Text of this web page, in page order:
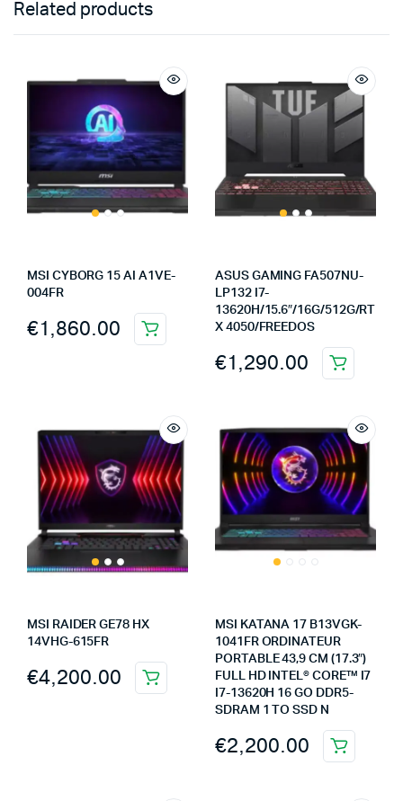
Related products
MSI CYBORG 15 AI A1VE-
004FR
€1,860.00
ASUS GAMING FA507NU-
LP132 I7-
13620H/15.6″/16G/512G/RT
X 4050/FREEDOS
€1,290.00
MSI RAIDER GE78 HX
14VHG-615FR
€4,200.00
MSI KATANA 17 B13VGK-
1041FR ORDINATEUR
PORTABLE 43,9 CM (17.3″)
FULL HD INTEL® CORE™ I7
I7-13620H 16 GO DDR5-
SDRAM 1 TO SSD N
€2,200.00